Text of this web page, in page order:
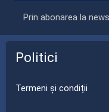
Prin abonarea la
Politici
Termeni și condiții